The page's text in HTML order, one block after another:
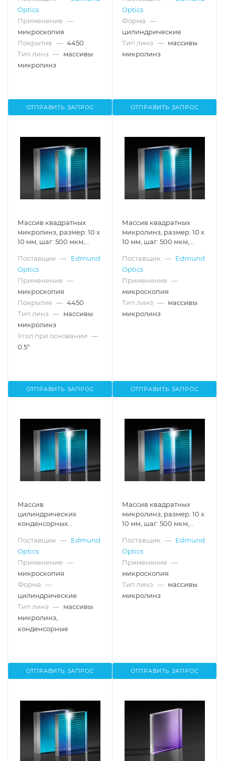
нм
Optics
Применение —
микроскопия
Покрытие — 4450
Тип линз — массивы
микролинз
ОТПРАВИТЬ ЗАПРОС
Optics
Форма —
цилиндрические
Тип линз — массивы
микролинз
ОТПРАВИТЬ ЗАПРОС
Массив квадратных
микролинз, размер: 10 x
10 мм, шаг: 500 мкм,
покрытие для 400-1000
нм
Поставщик — Edmund
Optics
Применение —
микроскопия
Покрытие — 4450
Тип линз — массивы
микролинз
Угол при основании —
0.5°
ОТПРАВИТЬ ЗАПРОС
Массив квадратных
микролинз, размер: 10 x
10 мм, шаг: 500 мкм,
Поставщик — Edmund
Optics
Применение —
микроскопия
Тип линз — массивы
микролинз
ОТПРАВИТЬ ЗАПРОС
Массив
цилиндрических
конденсорных
размер: 10 x 10 мм, шаг:
400 мкм, расходимость:
6°
Поставщик — Edmund
Optics
Применение —
микроскопия
Форма —
цилиндрические
Тип линз — массивы
микролинз,
конденсорные
ОТПРАВИТЬ ЗАПРОС
Массив квадратных
микролинз, размер: 10 x
10 мм, шаг: 500 мкм,
Поставщик — Edmund
Optics
Применение —
микроскопия
Тип линз — массивы
микролинз
ОТПРАВИТЬ ЗАПРОС